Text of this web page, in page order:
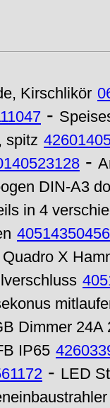
Kirschlikör
-
spitz
-
DIN-A3
in 4
X
Dimmer 24A
IP65
- LED